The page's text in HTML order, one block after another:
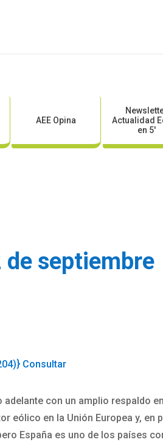
AEE Opina
Actualidad
en 5′
de septiembre
Consultar
con un amplio respaldo
eólico en la Unión Europea y,
España es uno de los países